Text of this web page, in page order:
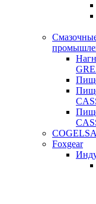
COGELSA
Foxgear